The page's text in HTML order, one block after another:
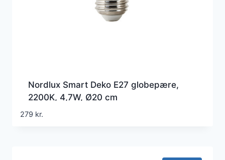
Nordlux Smart Deko E27 globepære,
2200K, 4,7W, Ø20 cm
279 kr.